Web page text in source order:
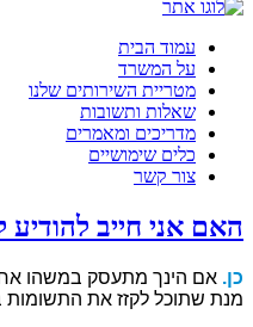
עמוד הבית
על המשרד
מטריית השירותים שלנו
שאלות ותשובות
מדריכים ומאמרים
כלים שימושיים
צור קשר
האם אני חייב
כן. אם הינך מתעסק במשהו
מנת שתוכל לקזז את